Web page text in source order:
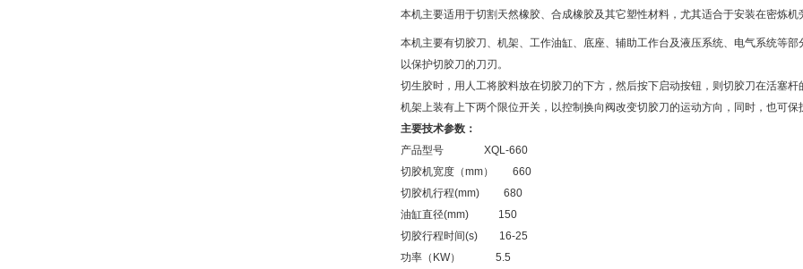
本机主要适用于切割天然橡胶、合成橡胶及其它塑性材料，尤其适合于安装在密炼机
本机主要有切胶刀、机架、工作油缸、底座、辅助工作台及液压系统、电气系统等
以保护切胶刀的刀刃。
切生胶时，用人工将胶料放在切胶刀的下方，然后按下启动按钮，则切胶刀在活塞
机架上装有上下两个限位开关，以控制换向阀改变切胶刀的运动方向，同时，也可保
主要技术参数：
产品型号 XQL-660
切胶机宽度（mm） 660
切胶机行程(mm) 680
油缸直径(mm) 150
切胶行程时间(s) 16-25
功率（KW） 5.5